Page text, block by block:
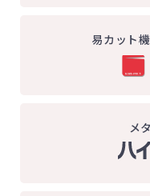
易カット
メ